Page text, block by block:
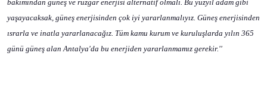
bakımından güneş ve rüzgar enerjisi alternatif olmalı. Bu yüzyıl adam gibi
yaşayacaksak, güneş enerjisinden çok iyi yararlanmalıyız. Güneş enerjisinden
ısrarla ve inatla yararlanacağız. Tüm kamu kurum ve kuruluşlarda yılın 365
günü güneş alan Antalya'da bu enerjiden yararlanmamız gerekir.''